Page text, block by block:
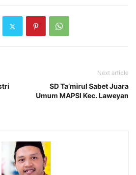
Next article
SD Ta’mirul Sabet Juara
Umum MAPSI Kec. Laweyan